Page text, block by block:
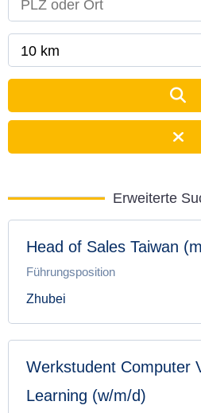
10 km
Erweiterte
Head of Sales Taiwan
Führungsposition
Zhubei
Werkstudent Computer
Learning (w/m/d)